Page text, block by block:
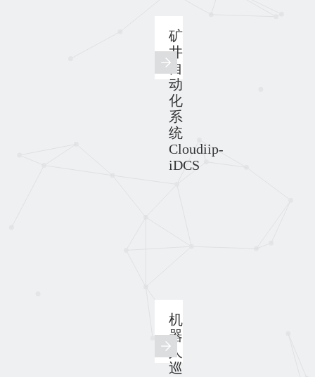
矿
井
自
动
化
系
统
Cloudiip-
iDCS
机
器
人
巡